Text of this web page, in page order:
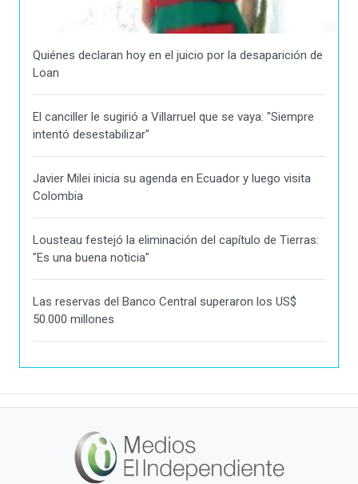
Quiénes declaran hoy en el juicio por la desaparición de
Loan
El canciller le sugirió a Villarruel que se vaya: "Siempre
intentó desestabilizar"
Javier Milei inicia su agenda en Ecuador y luego visita
Colombia
Lousteau festejó la eliminación del capítulo de Tierras:
"Es una buena noticia"
Las reservas del Banco Central superaron los US$
50.000 millones